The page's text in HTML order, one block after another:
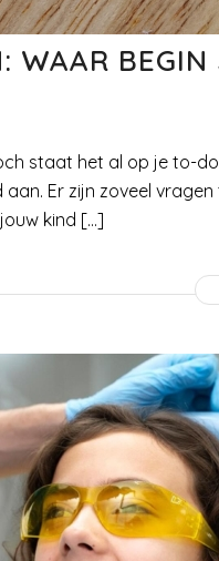
WAAR BEGIN
staat het al op je to-
Er zijn zoveel
kind […]